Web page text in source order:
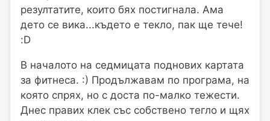
резултатите, които бях постигнала. Ама
дето се вика...където е текло, пак ще тече!
:D
В началото на седмицата поднових картата
за фитнеса. :) Продължавам по програма, на
която спрях, но с доста по-малко тежести.
Днес правих клек със собствено тегло и щях